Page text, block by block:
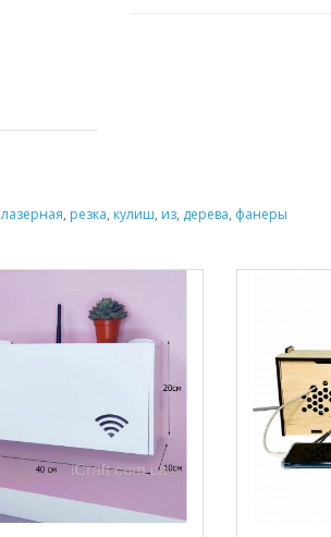
лазерная, резка, кулиш, из, дерева, фанеры